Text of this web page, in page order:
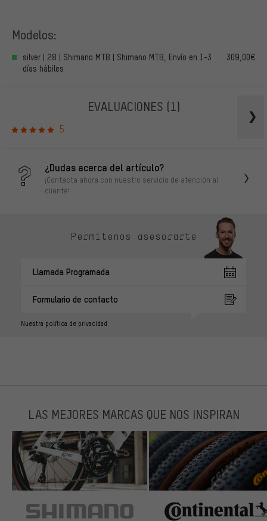
Modelos:
silver | 28 | Shimano MTB | Shimano MTB, Envío en 1-3
días hábiles
309,00€
EVALUACIONES (1)
5
¿Dudas acerca del artículo?
¡Contacta ahora con nuestro servicio de atención al
cliente!
Permítenos asesorarte
Llamada Programada
Formulario de contacto
Nuestra política de privacidad
LAS MEJORES MARCAS QUE NOS INSPIRAN